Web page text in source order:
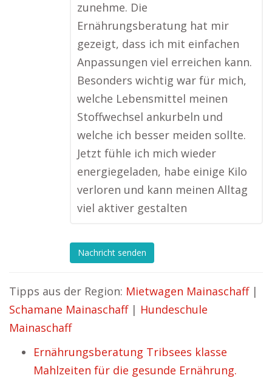
zunehme. Die
Ernährungsberatung hat mir
gezeigt, dass ich mit einfachen
Anpassungen viel erreichen kann.
Besonders wichtig war für mich,
welche Lebensmittel meinen
Stoffwechsel ankurbeln und
welche ich besser meiden sollte.
Jetzt fühle ich mich wieder
energiegeladen, habe einige Kilo
verloren und kann meinen Alltag
viel aktiver gestalten
Nachricht senden
Tipps aus der Region: Mietwagen Mainaschaff|
Schamane Mainaschaff| Hundeschule
Mainaschaff
Ernährungsberatung Tribsees klasse
Mahlzeiten für die gesunde Ernährung.